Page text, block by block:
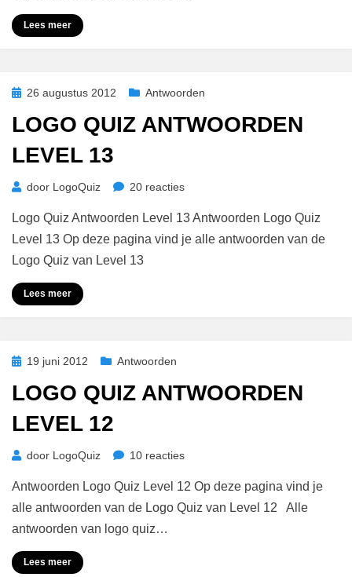
Lees meer
Geplaatst
26 augustus 2012 Antwoorden
LOGO QUIZ ANTWOORDEN
LEVEL 13
door LogoQuiz 20 reactiesop
Quiz
Antwoorden
Logo Quiz Antwoorden Level 13 Antwoorden Logo Quiz
Level 13 Op deze pagina vind je alle antwoorden van de
Logo Quiz van Level 13
Lees meer
Geplaatst
19 juni 2012 Antwoorden
LOGO QUIZ ANTWOORDEN
LEVEL 12
door LogoQuiz 10 reactiesop
Quiz
Antwoorden
Antwoorden Logo Quiz Level 12 Op deze pagina vind je
alle antwoorden van de Logo Quiz van Level 12 Alle
antwoorden van logo quiz…
Lees meer